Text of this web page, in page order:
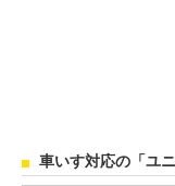
車いす対応の「ユ